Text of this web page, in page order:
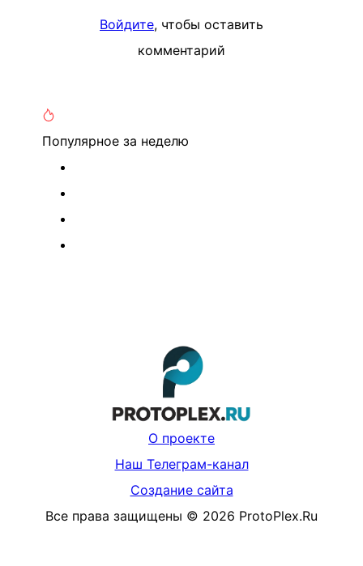
Войдите, чтобы оставить
комментарий
Популярное за неделю
О проекте
Наш Телеграм-канал
Создание сайта
Все права защищены © 2026 ProtoPlex.Ru